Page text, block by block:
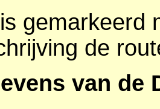
gemarkeerd
de
van de